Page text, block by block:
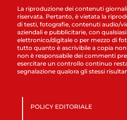
La riproduzione dei contenuti
riservata. Pertanto, è vietata la
di testi, fotografie, contenuti audio/
aziendali e pubblicitarie, con
elettronico/digitale o per mezzo di
tutto quanto è ascrivibile a copia
non è responsabile dei commenti
esercitare un controllo continuo
segnalazione qualora gli stessi
POLICY EDITORIALE